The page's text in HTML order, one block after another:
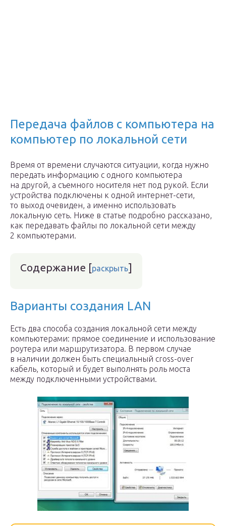
Передача файлов с компьютера на
компьютер по локальной сети
Время от времени случаются ситуации, когда нужно
передать информацию с одного компьютера
на другой, а съемного носителя нет под рукой. Если
устройства подключены к одной интернет-сети,
то выход очевиден, а именно использовать
локальную сеть. Ниже в статье подробно рассказано,
как передавать файлы по локальной сети между
2 компьютерами.
Содержание [раскрыть]
Варианты создания LAN
Есть два способа создания локальной сети между
компьютерами: прямое соединение и использование
роутера или маршрутизатора. В первом случае
в наличии должен быть специальный cross-over
кабель, который и будет выполнять роль моста
между подключенными устройствами.